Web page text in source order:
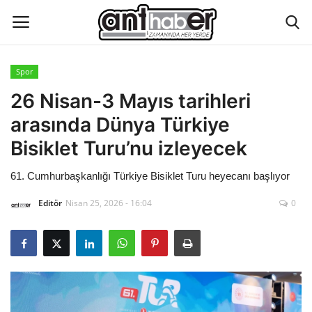
Künye
Eğitim
Hakkımızda
İletişim
Asayiş
Spor
26 Nisan-3 Mayıs tarihleri
arasında Dünya Türkiye
Bisiklet Turu’nu izleyecek
61. Cumhurbaşkanlığı Türkiye Bisiklet Turu heyecanı başlıyor
Editör Nisan 25, 2026 - 16:04 0